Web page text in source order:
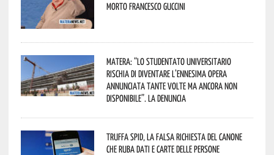
morto Francesco Guccini
Matera: “Lo studentato universitario
rischia di diventare l’ennesima opera
annunciata tante volte ma ancora non
disponibile”. La denuncia
Truffa Spid, la falsa richiesta del canone
che ruba dati e carte delle persone